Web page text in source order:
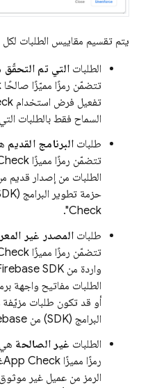
يتم تقسيم مقاييس الطلبات لكل
الطلبات التي تم التحقّق
تتضمّن رمزًا مميّزًا صالحًا
تفعيل فرض استخدام
السماح فقط بالطلبات
طلبات البرنامج القديم
تتضمّن رمزًا مميزًا
الطلبات من إصدار قديم
حزمة تطوير البرامج (SDK) الخاصة بـ "
Check
".
طلبات المصدر غير
تتضمّن رمزًا مميزًا
الطلبات مفاتيح واجهة
أو قد تكون طلبات
البرامج (SDK) من Firebase.
الطلبات غير الصالحة
رمزًا مميزًا App Check
الرمز من عميل غير